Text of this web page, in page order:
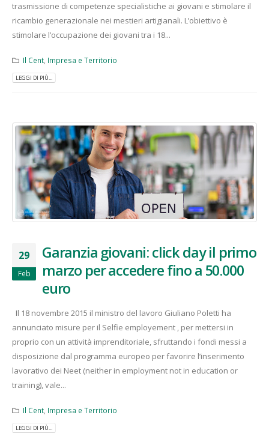
trasmissione di competenze specialistiche ai giovani e stimolare il
ricambio generazionale nei mestieri artigianali. L’obiettivo è
stimolare l’occupazione dei giovani tra i 18...
Il Cent, Impresa e Territorio
LEGGI DI PIÙ...
29
Feb
Garanzia giovani: click day il primo
marzo per accedere fino a 50.000
euro
Il 18 novembre 2015 il ministro del lavoro Giuliano Poletti ha
annunciato misure per il Selfie employement , per mettersi in
proprio con un attività imprenditoriale, sfruttando i fondi messi a
disposizione dal programma europeo per favorire l’inserimento
lavorativo dei Neet (neither in employment not in education or
training), vale...
Il Cent, Impresa e Territorio
LEGGI DI PIÙ...